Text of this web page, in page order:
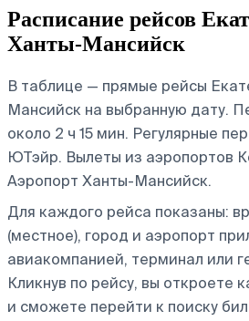
Расписание рейсов
Ханты-Мансийск
В таблице — прямые рейсы
Мансийск на выбранную дату.
около 2 ч 15 мин. Регулярные
ЮТэйр. Вылеты из аэропортов
Аэропорт Ханты-Мансийск.
Для каждого рейса показаны:
(местное), город и аэропорт
авиакомпанией, терминал или
Кликнув по рейсу, вы откроете
и сможете перейти к поиску